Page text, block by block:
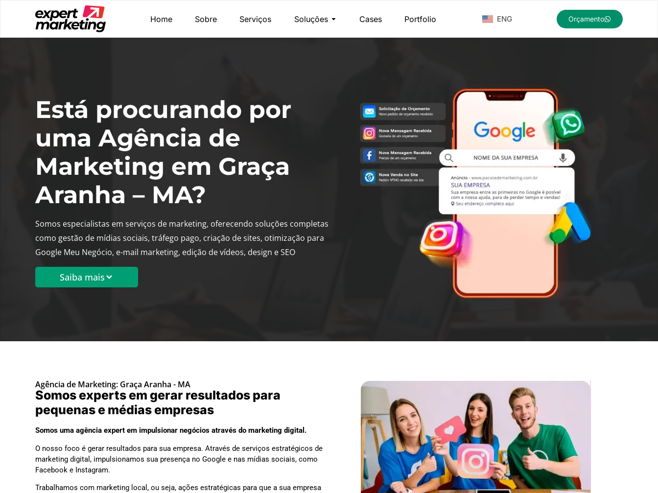
Home Sobre Serviços Soluções Cases Portfolio ENG Orçamento
Está procurando por
uma Agência de
Marketing em Graça
Aranha – MA?
Somos especialistas em serviços de marketing, oferecendo soluções completas
como gestão de mídias sociais, tráfego pago, criação de sites, otimização para
Google Meu Negócio, e-mail marketing, edição de vídeos, design e SEO
Saiba mais
Agência de Marketing: Graça Aranha - MA
Somos experts em gerar resultados para
pequenas e médias empresas
Somos uma agência expert em impulsionar negócios através do marketing digital.
O nosso foco é gerar resultados para sua empresa. Através de serviços estratégicos de
marketing digital, impulsionamos sua presença no Google e nas mídias sociais, como
Facebook e Instagram.
Trabalhamos com marketing local, ou seja, ações estratégicas para que a sua empresa